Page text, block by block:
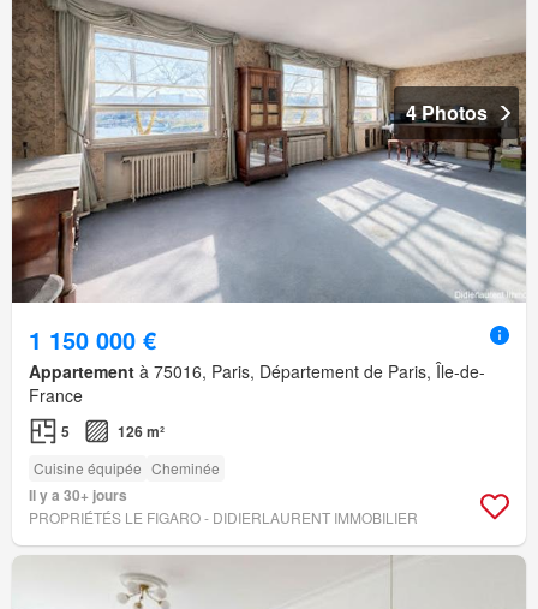
4 Photos
1 150 000 €
Appartement à 75016, Paris, Département de Paris, Île-de-
France
5 126 m²
Cuisine équipée Cheminée
Il y a 30+ jours
PROPRIÉTÉS LE FIGARO - DIDIERLAURENT IMMOBILIER